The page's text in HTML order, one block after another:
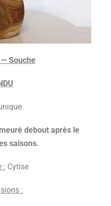
Souche
debout après le
saisons.
: Cytise
: